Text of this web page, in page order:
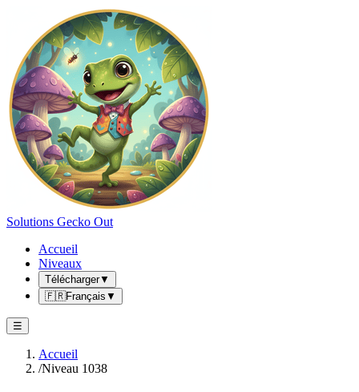
Solutions Gecko Out
Accueil
Niveaux
Télécharger▼
🇫🇷Français ▼
☰
Accueil
/Niveau 1038